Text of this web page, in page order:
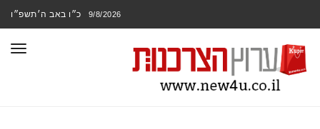
9/8/2026 כ״ו באב ה׳תשפ״ו